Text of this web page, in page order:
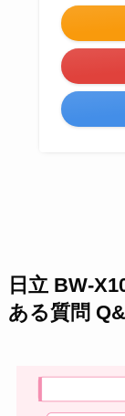
日立 BW-
ある質問